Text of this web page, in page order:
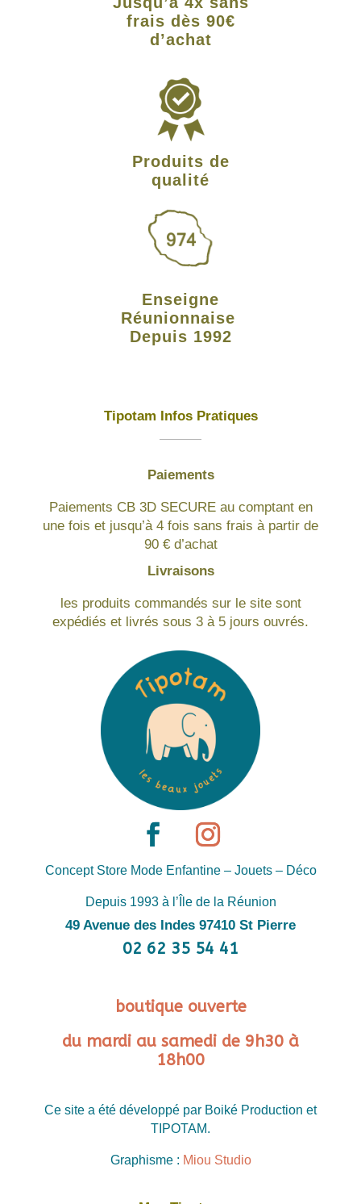
frais dès 90€
d’achat
Produits de
qualité
Enseigne
Réunionnaise
Depuis 1992
Tipotam Infos Pratiques
Paiements
Paiements CB 3D SECURE au comptant en
une fois et jusqu’à 4 fois sans frais à partir de
90 € d’achat
Livraisons
les produits commandés sur le site sont
expédiés et livrés sous 3 à 5 jours ouvrés.
Concept Store Mode Enfantine – Jouets – Déco
Depuis 1993 à l’Île de la Réunion
49 Avenue des Indes 97410 St Pierre
02 62 35 54 41
boutique ouverte
du mardi au samedi de 9h30 à
18h00
Ce site a été développé par Boiké Production et
TIPOTAM.
Graphisme : Miou Studio